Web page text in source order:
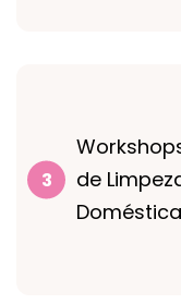
de